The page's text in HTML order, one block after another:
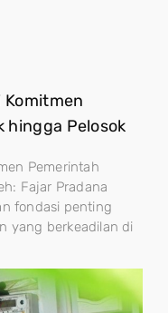
hingga Pelosok
Pemerintah
Fajar Pradana
fondasi penting
yang berkeadilan di